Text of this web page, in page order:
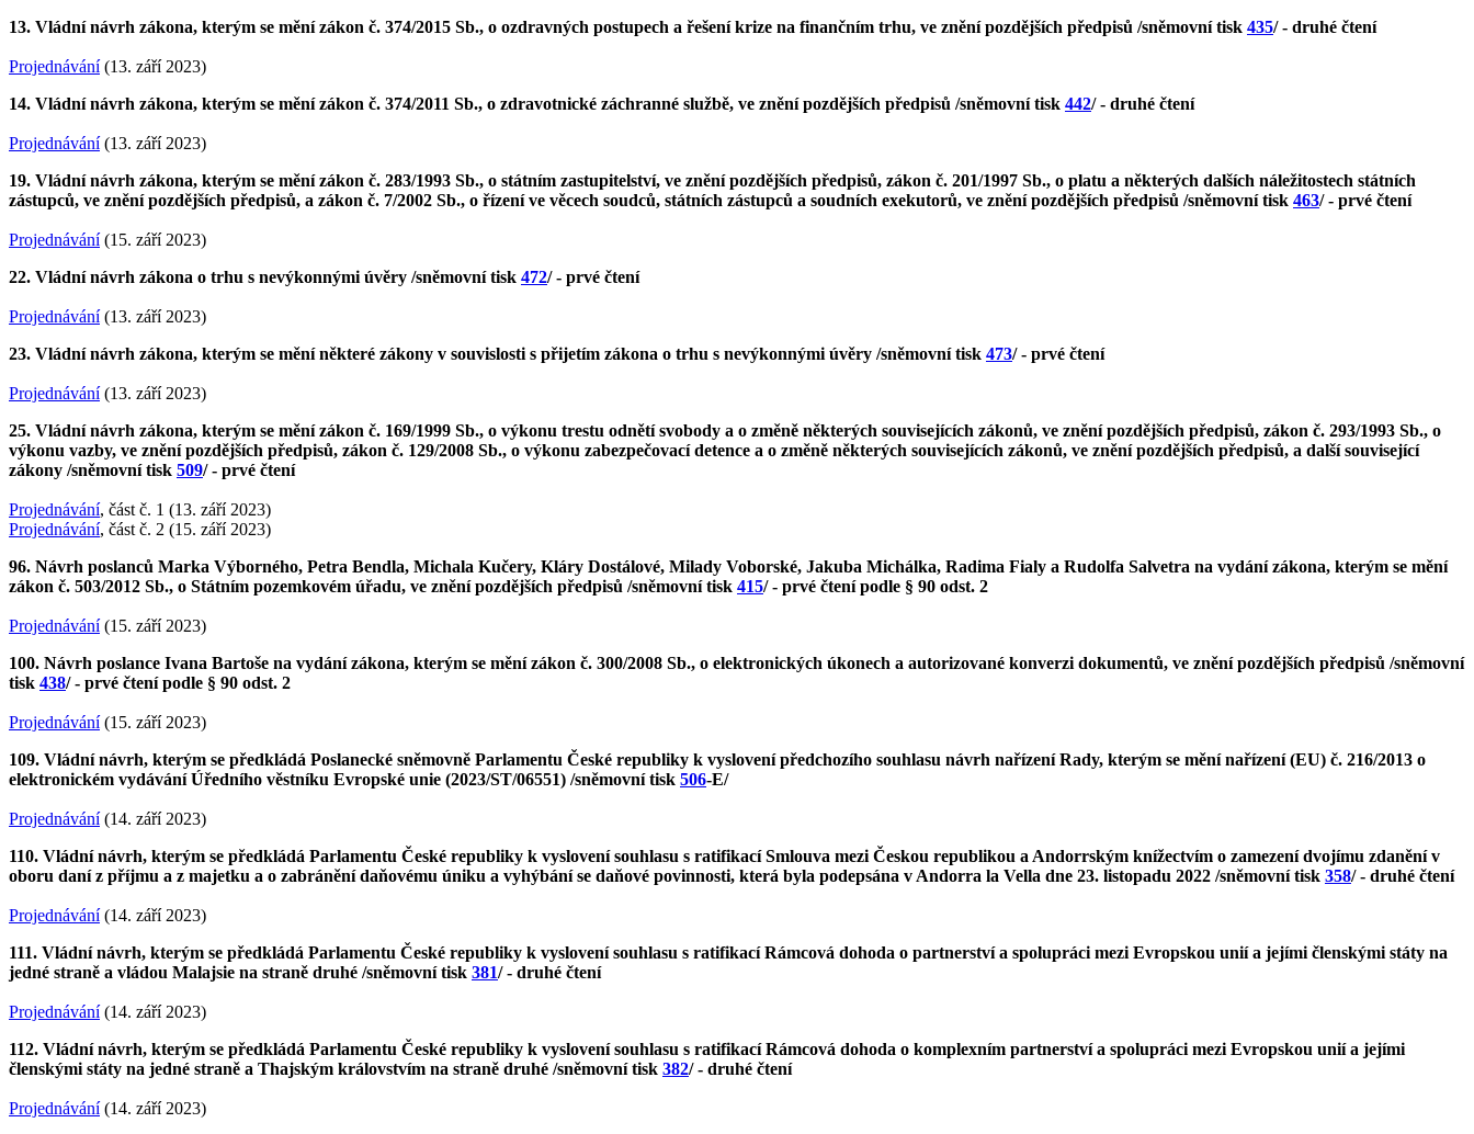
13. Vládní návrh zákona, kterým se mění zákon č. 374/2015 Sb., o ozdravných postupech a řešení krize na finančním trhu, ve znění pozdějších předpisů /sněmovní tisk 435/ - druhé čtení
Projednávání(13. září 2023)
14. Vládní návrh zákona, kterým se mění zákon č. 374/2011 Sb., o zdravotnické záchranné službě, ve znění pozdějších předpisů /sněmovní tisk 442/ - druhé čtení
Projednávání(13. září 2023)
19. Vládní návrh zákona, kterým se mění zákon č. 283/1993 Sb., o státním zastupitelství, ve znění pozdějších předpisů, zákon č. 201/1997 Sb., o platu a některých dalších náležitostech státních
zástupců, ve znění pozdějších předpisů, a zákon č. 7/2002 Sb., o řízení ve věcech soudců, státních zástupců a soudních exekutorů, ve znění pozdějších předpisů /sněmovní tisk 463/ - prvé čtení
Projednávání(15. září 2023)
22. Vládní návrh zákona o trhu s nevýkonnými úvěry /sněmovní tisk 472/ - prvé čtení
Projednávání(13. září 2023)
23. Vládní návrh zákona, kterým se mění některé zákony v souvislosti s přijetím zákona o trhu s nevýkonnými úvěry /sněmovní tisk 473/ - prvé čtení
Projednávání(13. září 2023)
25. Vládní návrh zákona, kterým se mění zákon č. 169/1999 Sb., o výkonu trestu odnětí svobody a o změně některých souvisejících zákonů, ve znění pozdějších předpisů, zákon č. 293/1993 Sb., o
výkonu vazby, ve znění pozdějších předpisů, zákon č. 129/2008 Sb., o výkonu zabezpečovací detence a o změně některých souvisejících zákonů, ve znění pozdějších předpisů, a další související
zákony /sněmovní tisk 509/ - prvé čtení
Projednávání, část č. 1 (13. září 2023)
Projednávání, část č. 2 (15. září 2023)
96. Návrh poslanců Marka Výborného, Petra Bendla, Michala Kučery, Kláry Dostálové, Milady Voborské, Jakuba Michálka, Radima Fialy a Rudolfa Salvetra na vydání zákona, kterým se mění
zákon č. 503/2012 Sb., o Státním pozemkovém úřadu, ve znění pozdějších předpisů /sněmovní tisk 415/ - prvé čtení podle § 90 odst. 2
Projednávání(15. září 2023)
100. Návrh poslance Ivana Bartoše na vydání zákona, kterým se mění zákon č. 300/2008 Sb., o elektronických úkonech a autorizované konverzi dokumentů, ve znění pozdějších předpisů /sněmovní
tisk 438/ - prvé čtení podle § 90 odst. 2
Projednávání(15. září 2023)
109. Vládní návrh, kterým se předkládá Poslanecké sněmovně Parlamentu České republiky k vyslovení předchozího souhlasu návrh nařízení Rady, kterým se mění nařízení (EU) č. 216/2013 o
elektronickém vydávání Úředního věstníku Evropské unie (2023/ST/06551) /sněmovní tisk 506-E/
Projednávání(14. září 2023)
110. Vládní návrh, kterým se předkládá Parlamentu České republiky k vyslovení souhlasu s ratifikací Smlouva mezi Českou republikou a Andorrským knížectvím o zamezení dvojímu zdanění v
oboru daní z příjmu a z majetku a o zabránění daňovému úniku a vyhýbání se daňové povinnosti, která byla podepsána v Andorra la Vella dne 23. listopadu 2022 /sněmovní tisk 358/ - druhé čtení
Projednávání(14. září 2023)
111. Vládní návrh, kterým se předkládá Parlamentu České republiky k vyslovení souhlasu s ratifikací Rámcová dohoda o partnerství a spolupráci mezi Evropskou unií a jejími členskými státy na
jedné straně a vládou Malajsie na straně druhé /sněmovní tisk 381/ - druhé čtení
Projednávání(14. září 2023)
112. Vládní návrh, kterým se předkládá Parlamentu České republiky k vyslovení souhlasu s ratifikací Rámcová dohoda o komplexním partnerství a spolupráci mezi Evropskou unií a jejími
členskými státy na jedné straně a Thajským královstvím na straně druhé /sněmovní tisk 382/ - druhé čtení
Projednávání(14. září 2023)